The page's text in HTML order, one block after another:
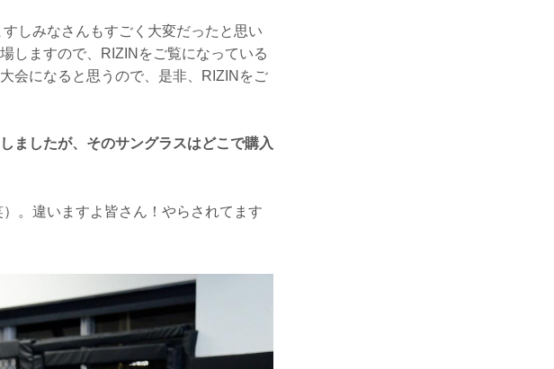
しみなさんもすごく大変だったと思い
しますので、RIZINをご覧になっている
会になると思うので、是非、RIZINをご
ましたが、そのサングラスはどこで購入
。違いますよ皆さん！やらされてます